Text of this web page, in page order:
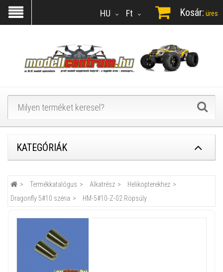
Ft
HU Kosár: üres
KATEGÓRIÁK
Termékkatalógus Alkatrész
Helikopterekhez
Dragonfly 5#10 széria
HM-5#10-Z-02 Röpsúly